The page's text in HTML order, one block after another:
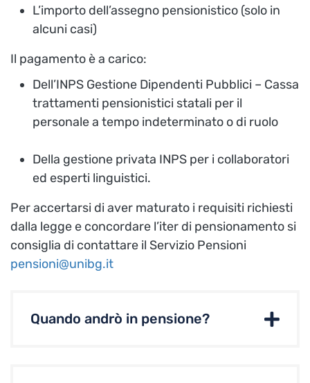
L’importo dell’assegno pensionistico (solo in
alcuni casi)
Il pagamento è a carico:
Dell’INPS Gestione Dipendenti Pubblici – Cassa
trattamenti pensionistici statali per il
personale a tempo indeterminato o di ruolo
Della gestione privata INPS per i collaboratori
ed esperti linguistici.
Per accertarsi di aver maturato i requisiti richiesti
dalla legge e concordare l’iter di pensionamento si
consiglia di contattare il Servizio Pensioni
pensioni@unibg.it
Quando andrò in pensione?